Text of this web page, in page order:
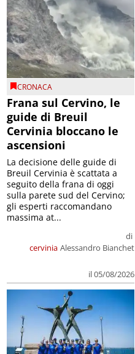
CRONACA
Frana sul Cervino, le
guide di Breuil
Cervinia bloccano le
ascensioni
cervinia
di
Alessandro Bianchet
il 05/08/2026
La decisione delle guide di
Breuil Cervinia è scattata a
seguito della frana di oggi
sulla parete sud del Cervino;
gli esperti raccomandano
massima at...